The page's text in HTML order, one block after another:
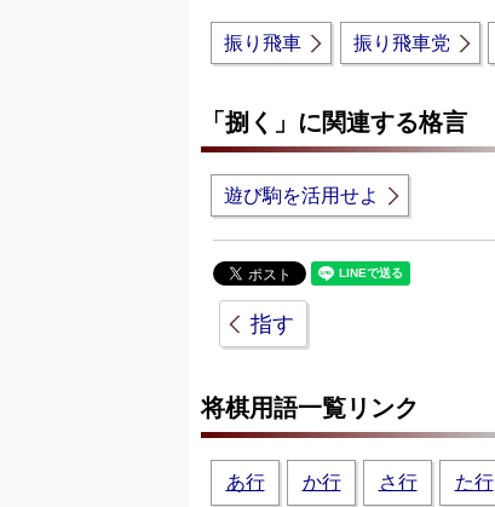
振り飛車 振り飛車党
「捌く」に関連する格言
遊び駒を活用せよ
指す
将棋用語一覧リンク
あ行 か行 さ行 た行